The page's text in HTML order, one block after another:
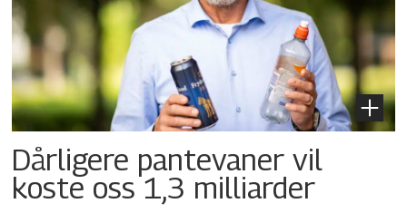
Dårligere pantevaner vil
koste oss 1,3 milliarder